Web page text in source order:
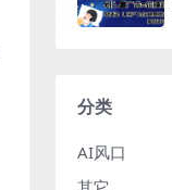
分类
AI风口